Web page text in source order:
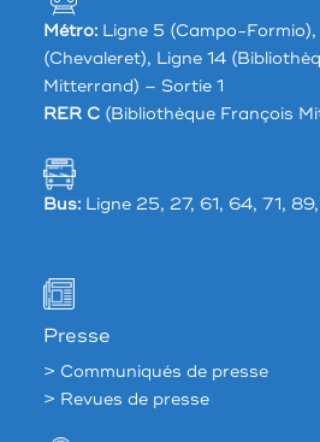
Métro:Ligne 5 (Campo-
(Chevaleret), Ligne 14
Mitterrand) – Sortie 1
RER C(Bibliothèque François
Bus:Ligne 25, 27, 61, 64, 71,
Presse
> Communiqués de presse
> Revues de presse